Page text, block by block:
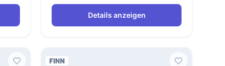
Details anzeigen